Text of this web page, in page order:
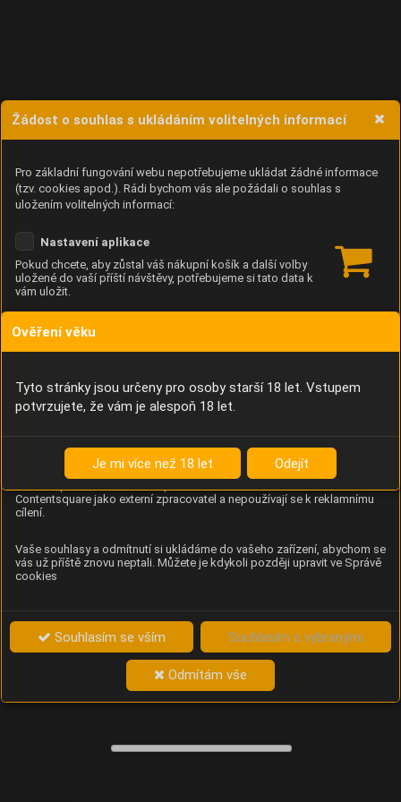
Žádost o souhlas s ukládáním volitelných informací
Pro základní fungování webu nepotřebujeme ukládat žádné informace
(tzv. cookies apod.). Rádi bychom vás ale požádali o souhlas s
uložením volitelných informací:
Nastavení aplikace
Pokud chcete, aby zůstal váš nákupní košík a další volby
uložené do vaší příští návštěvy, potřebujeme si tato data k
vám uložit.
Anonymní unikátní ID
Díky němu příště poznáme, že se jedná o stejné zařízení, a
Identifikátor je zcela anonymní.
Analýza chování návštěvníků na webu (pohyb kurzoru,
kliknutí, procházení stránek a heatmapy), která
provozovateli e-shopu Betelné škopek pomáhá zlepšovat
Contentsquare jako externí zpracovatel a nepoužívají se k reklamnímu
cílení.
Vaše souhlasy a odmítnutí si ukládáme do vašeho zařízení, abychom se
vás už příště znovu neptali. Můžete je kdykoli později upravit ve Správě
cookies
Souhlasím se vším Souhlasím s vybranými
Odmítám vše
Ověření věku
Tyto stránky jsou určeny pro osoby starší 18 let. Vstupem
potvrzujete, že vám je alespoň 18 let.
Je mi více než 18 let Odejít